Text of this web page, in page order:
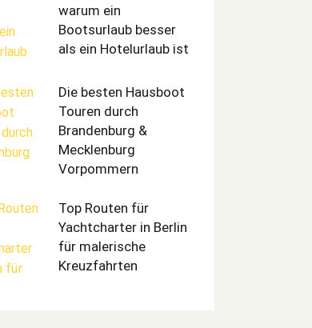
warum ein
Bootsurlaub besser
als ein Hotelurlaub ist
Die besten Hausboot
Touren durch
Brandenburg &
Mecklenburg
Vorpommern
Top Routen für
Yachtcharter in Berlin
für malerische
Kreuzfahrten